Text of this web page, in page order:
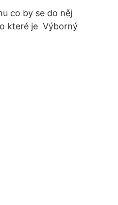
co by se do něj
které je Výborný